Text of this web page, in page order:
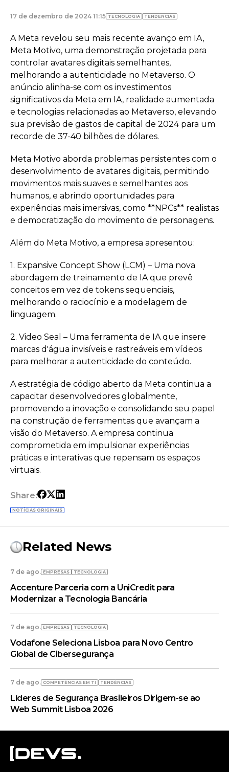
17 de dezembro de 2024 11:15 TECNOLOGIA TENDÊNCIAS
A Meta revelou seu mais recente avanço em IA,
Meta Motivo, uma demonstração projetada para
controlar avatares digitais semelhantes,
melhorando a autenticidade no Metaverso. O
anúncio alinha-se com os investimentos
significativos da Meta em IA, realidade aumentada
e tecnologias relacionadas ao Metaverso, elevando
sua previsão de gastos de capital de 2024 para um
recorde de 37-40 bilhões de dólares.
Meta Motivo aborda problemas persistentes com o
desenvolvimento de avatares digitais, permitindo
movimentos mais suaves e semelhantes aos
humanos, e abrindo oportunidades para
experiências mais imersivas, como **NPCs** realistas
e democratização do movimento de personagens.
Além do Meta Motivo, a empresa apresentou:
1. Expansive Concept Show (LCM) – Uma nova
abordagem de treinamento de IA que prevê
conceitos em vez de tokens sequenciais,
melhorando o raciocínio e a modelagem de
linguagem.
2. Video Seal – Uma ferramenta de IA que insere
marcas d'água invisíveis e rastreáveis em vídeos
para melhorar a autenticidade do conteúdo.
A estratégia de código aberto da Meta continua a
capacitar desenvolvedores globalmente,
promovendo a inovação e consolidando seu papel
na construção de ferramentas que avançam a
visão do Metaverso. A empresa continua
comprometida em impulsionar experiências
práticas e interativas que repensam os espaços
virtuais.
Share:
NOTÍCIAS ORIGINAIS
Related News
7 de ago. EMPRESAS TECNOLOGIA
Accenture Parceria com a UniCredit para
Modernizar a Tecnologia Bancária
7 de ago. EMPRESAS TECNOLOGIA
Vodafone Seleciona Lisboa para Novo Centro
Global de Cibersegurança
7 de ago. COMPETÊNCIAS EM TI TENDÊNCIAS
Líderes de Segurança Brasileiros Dirigem-se ao
Web Summit Lisboa 2026